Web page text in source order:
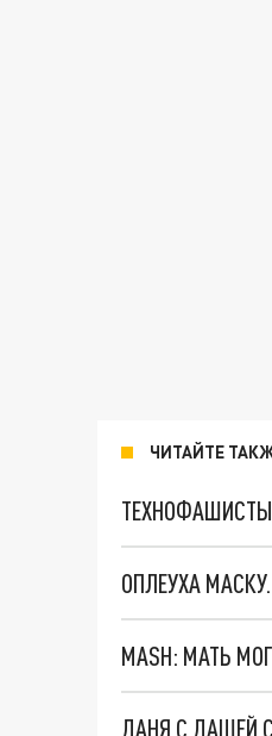
ЧИТАЙТЕ
ТЕХНОФАШИСТЫ
ОПЛЕУХА
MASH: МАТЬ
ДАНЯ С ДАШЕЙ